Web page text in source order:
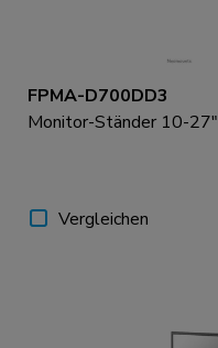
FPMA-D700DD3
Monitor-Ständer 10-27"
Vergleichen